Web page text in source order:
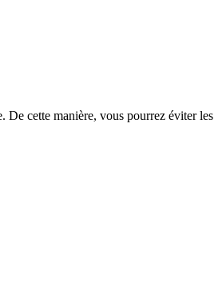
De cette manière, vous pourrez éviter les